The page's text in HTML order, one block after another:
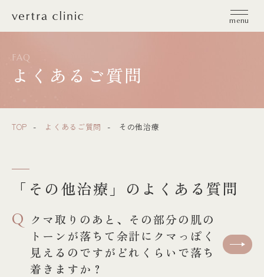
vertra clinic（ヴェルトラクリニック）
menu
FAQ
よくあるご質問
TOP よくあるご質問 その他治療
「その他治療」のよくある質問
Q クマ取りのあと、その部分の肌の
トーンが落ちて余計にクマっぽく
見えるのですがどれくらいで落ち
着きますか？